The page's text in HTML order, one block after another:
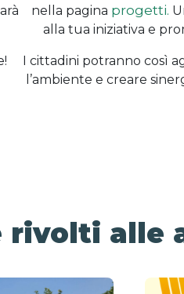
nella pagina progetti.
alla tua iniziativa e
I cittadini potranno così
l’ambiente e creare
alle